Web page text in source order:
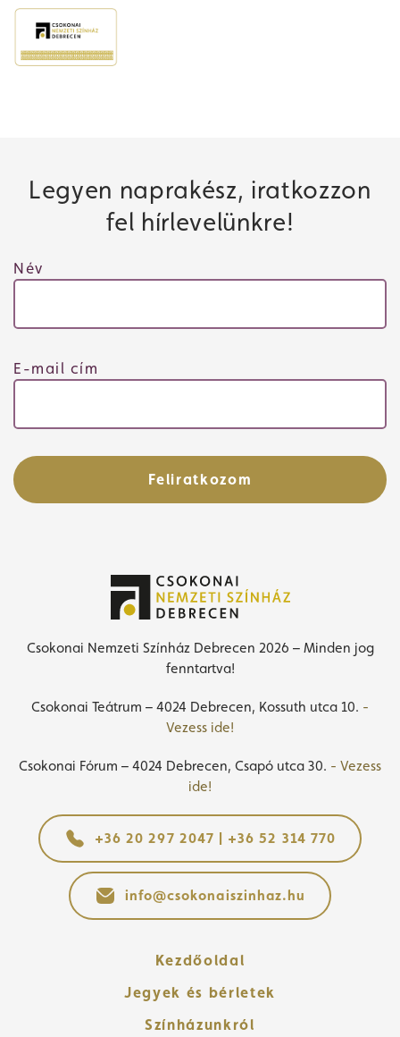
Legyen naprakész, iratkozzon
fel hírlevelünkre!
Név
E-mail cím
Feliratkozom
Csokonai Nemzeti Színház Debrecen 2026 – Minden jog
fenntartva!
Csokonai Teátrum – 4024 Debrecen, Kossuth utca 10. -
Vezess ide!
Csokonai Fórum – 4024 Debrecen, Csapó utca 30. - Vezess
ide!
+36 20 297 2047 | +36 52 314 770
info@csokonaiszinhaz.hu
Kezdőoldal
Jegyek és bérletek
Színházunkról